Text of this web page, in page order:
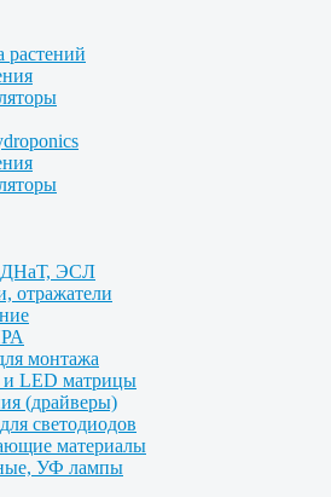
растений
ЭСЛ
отражатели
монтажа
и LED матрицы
(драйверы)
светодиодов
материалы
УФ лампы